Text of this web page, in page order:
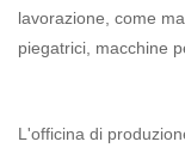
lavorazione, come
piegatrici, macchine
L'officina di